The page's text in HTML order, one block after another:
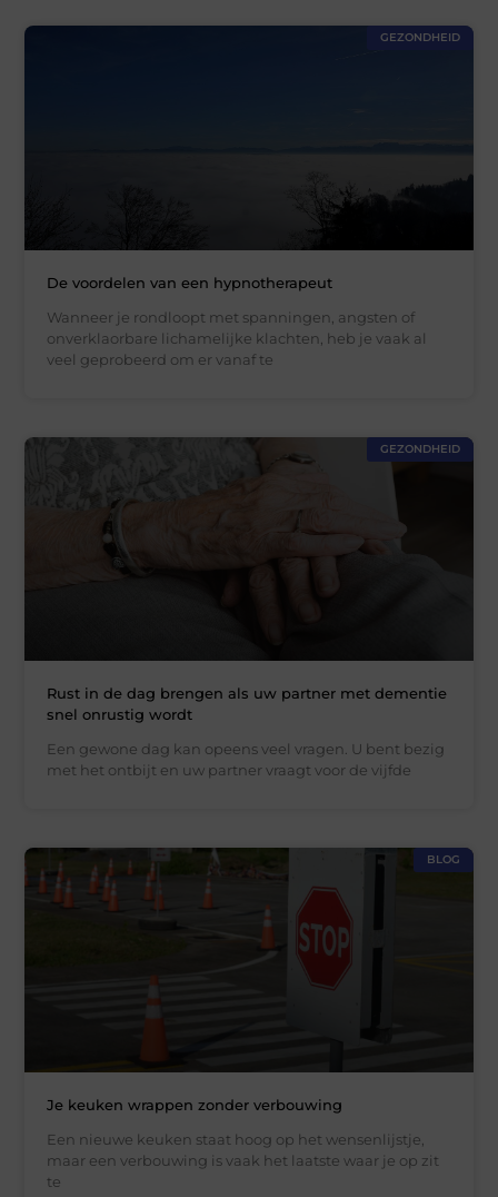
GEZONDHEID
De voordelen van een hypnotherapeut
Wanneer je rondloopt met spanningen, angsten of
onverklaorbare lichamelijke klachten, heb je vaak al
veel geprobeerd om er vanaf te
GEZONDHEID
Rust in de dag brengen als uw partner met dementie
snel onrustig wordt
Een gewone dag kan opeens veel vragen. U bent bezig
met het ontbijt en uw partner vraagt voor de vijfde
BLOG
Je keuken wrappen zonder verbouwing
Een nieuwe keuken staat hoog op het wensenlijstje,
maar een verbouwing is vaak het laatste waar je op zit
te